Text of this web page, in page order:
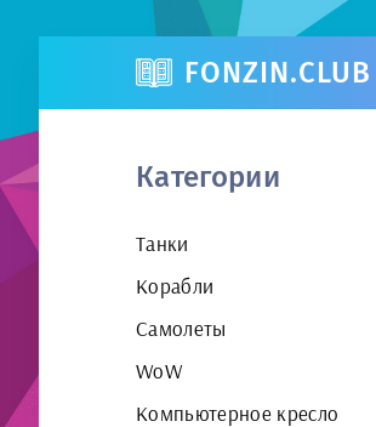
FONZIN.CLUB
Категории
Танки
Корабли
Самолеты
WoW
Компьютерное кресло